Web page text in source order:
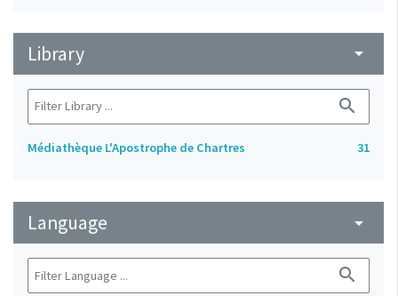
Library arrow_drop_down
search
Médiathèque L'Apostrophe de Chartres 31
Language arrow_drop_down
search